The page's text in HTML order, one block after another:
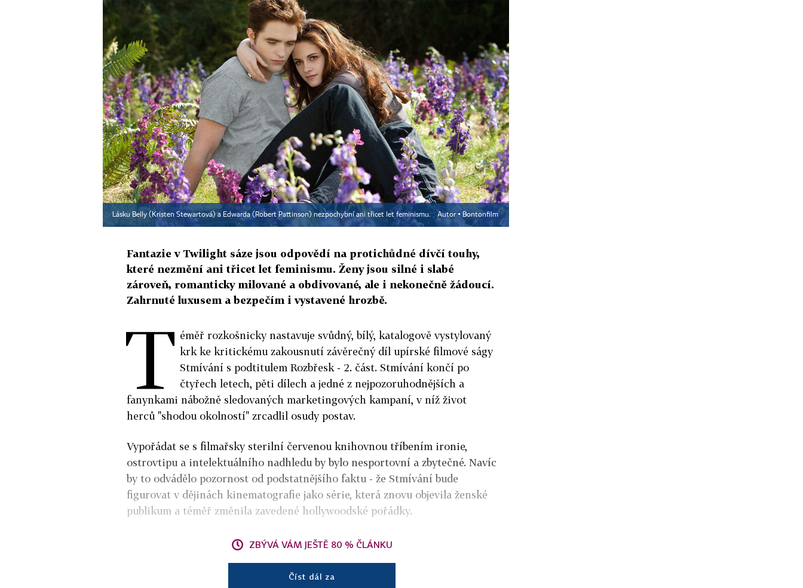
Lásku Belly (Kristen Stewartová) a Edwarda (Robert Pattinson) nezpochybní ani třicet let feminismu. Autor ▪ Bontonfilm
Fantazie v Twilight sáze jsou odpovědí na protichůdné dívčí touhy,
které nezmění ani třicet let feminismu. Ženy jsou silné i slabé
zároveň, romanticky milované a obdivované, ale i nekonečně žádoucí.
Zahrnuté luxusem a bezpečím i vystavené hrozbě.
T éměř rozkošnicky nastavuje svůdný, bílý, katalogově vystylovaný
krk ke kritickému zakousnutí závěrečný díl upírské filmové ságy
Stmívání s podtitulem Rozbřesk - 2. část. Stmívání končí po
čtyřech letech, pěti dílech a jedné z nejpozoruhodnějších a
fanynkami nábožně sledovaných marketingových kampaní, v níž život
herců "shodou okolností" zrcadlil osudy postav.
Vypořádat se s filmařsky sterilní červenou knihovnou tříbením ironie,
ostrovtipu a intelektuálního nadhledu by bylo nesportovní a zbytečné. Navíc
by to odvádělo pozornost od podstatnějšího faktu - že Stmívání bude
figurovat v dějinách kinematografie jako série, která znovu objevila ženské
publikum a téměř změnila zavedené hollywoodské pořádky.
ZBÝVÁ VÁM JEŠTĚ 80 % ČLÁNKU
Číst dál za